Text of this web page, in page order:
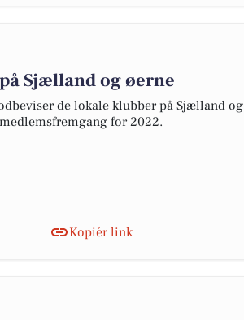
Sjælland og øerne
de lokale klubber på Sjælland og
for 2022.
Kopiér link